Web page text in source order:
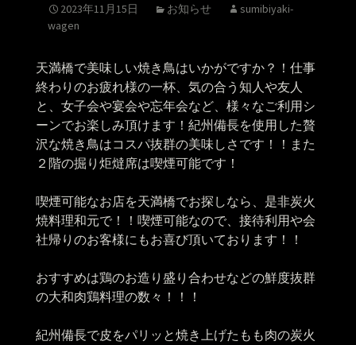
2023年11月15日 お知らせ
sumibiyaki-
wagen
天満橋で美味しい焼き鳥はいかがですか？！仕事
終わりのお疲れ様の一杯、気の合う知人や友人
と、女子会や宴会や忘年会など、様々なご利用シ
ーンでお楽しみ頂けます！紀州備長を使用した贅
沢な焼き鳥はコスパ抜群の美味しさです！！また
２階の掘り炬燵席は喫煙可能です！
喫煙可能なお店を天満橋でお探しなら、是非炭火
焼料理和元で！！喫煙可能なので、接待利用や会
社帰りのお客様にもお喜び頂いております！！
おすすめは鶏のお造り盛り合わせなどの鮮度抜群
の大和肉鶏料理の数々！！！
紀州備長で皮をパリッと焼き上げたもも肉の炭火